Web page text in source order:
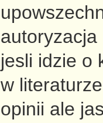
autoryzacja
jesli idzie o
w
opinii ale